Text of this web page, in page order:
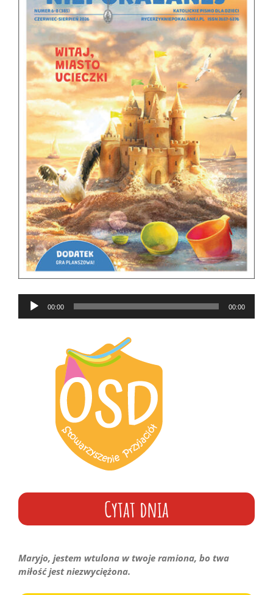
Odtwarzacz
plików
00:00 00:00
Cytat dnia
Maryjo, jestem wtulona w twoje ramiona, bo twa
miłość jest niezwyciężona.